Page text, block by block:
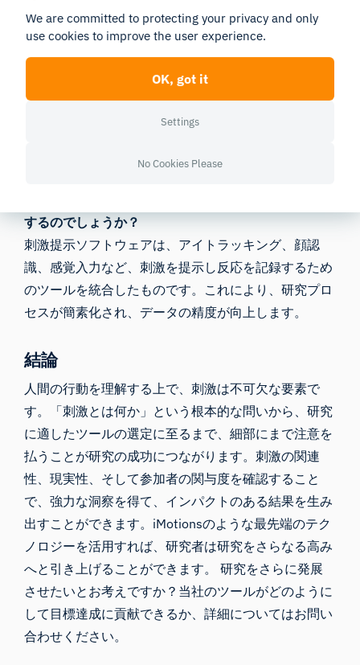
とができるでしょうか？
現代のソフトウェアにより、研究者は刺激の提示と反
応の収集をリアルタイムで同期させることができ、よ
り動的で正確な研究が可能になります。
刺激におけるリアリズムの役割とは何か。
適用性が高まり、研究の信頼性と実用性が向上する。
するのでしょうか？
刺激提示ソフトウェアは、アイトラッキング、顔認
識、感覚入力など、刺激を提示し反応を記録するため
のツールを統合したものです。これにより、研究プロ
セスが簡素化され、データの精度が向上します。
結論
人間の行動を理解する上で、刺激は不可欠な要素で
す。「刺激とは何か」という根本的な問いから、研究
に適したツールの選定に至るまで、細部にまで注意を
払うことが研究の成功につながります。刺激の関連
性、現実性、そして参加者の関与度を確認すること
で、強力な洞察を得て、インパクトのある結果を生み
出すことができます。iMotionsのような最先端のテク
ノロジーを活用すれば、研究者は研究をさらなる高み
へと引き上げることができます。 研究をさらに発展
させたいとお考えですか？当社のツールがどのように
して目標達成に貢献できるか、詳細についてはお問い
合わせください。
We are committed to protecting your privacy and only
use cookies to improve the user experience.
OK, got it
Settings
No Cookies Please